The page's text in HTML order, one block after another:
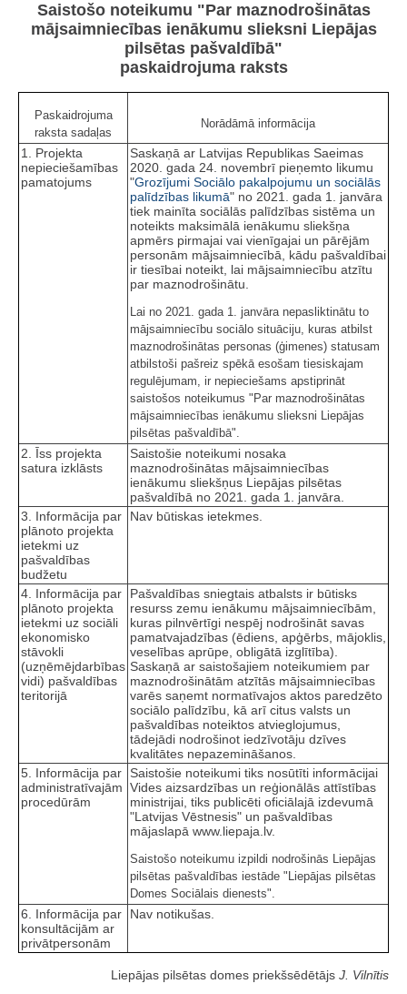
Saistošo noteikumu "Par maznodrošinātas
mājsaimniecības ienākumu slieksni Liepājas
pilsētas pašvaldībā"
paskaidrojuma raksts
Paskaidrojuma
raksta sadaļas
Norādāmā informācija
1. Projekta
nepieciešamības
pamatojums
Saskaņā ar Latvijas Republikas Saeimas
2020. gada 24. novembrī pieņemto likumu
"Grozījumi Sociālo pakalpojumu un sociālās
palīdzības likumā" no 2021. gada 1. janvāra
tiek mainīta sociālās palīdzības sistēma un
noteikts maksimālā ienākumu sliekšņa
apmērs pirmajai vai vienīgajai un pārējām
personām mājsaimniecībā, kādu pašvaldībai
ir tiesībai noteikt, lai mājsaimniecību atzītu
par maznodrošinātu.
Lai no 2021. gada 1. janvāra nepasliktinātu to
mājsaimniecību sociālo situāciju, kuras atbilst
maznodrošinātas personas (ģimenes) statusam
atbilstoši pašreiz spēkā esošam tiesiskajam
regulējumam, ir nepieciešams apstiprināt
saistošos noteikumus "Par maznodrošinātas
mājsaimniecības ienākumu slieksni Liepājas
pilsētas pašvaldībā".
2. Īss projekta
satura izklāsts
Saistošie noteikumi nosaka
maznodrošinātas mājsaimniecības
ienākumu sliekšņus Liepājas pilsētas
pašvaldībā no 2021. gada 1. janvāra.
3. Informācija par
plānoto projekta
ietekmi uz
pašvaldības
budžetu
Nav būtiskas ietekmes.
4. Informācija par
plānoto projekta
ietekmi uz sociāli
ekonomisko
stāvokli
(uzņēmējdarbības
vidi) pašvaldības
teritorijā
Pašvaldības sniegtais atbalsts ir būtisks
resurss zemu ienākumu mājsaimniecībām,
kuras pilnvērtīgi nespēj nodrošināt savas
pamatvajadzības (ēdiens, apģērbs, mājoklis,
veselības aprūpe, obligātā izglītība).
Saskaņā ar saistošajiem noteikumiem par
maznodrošinātām atzītās mājsaimniecības
varēs saņemt normatīvajos aktos paredzēto
sociālo palīdzību, kā arī citus valsts un
pašvaldības noteiktos atvieglojumus,
tādejādi nodrošinot iedzīvotāju dzīves
kvalitātes nepazemināšanos.
5. Informācija par
administratīvajām
procedūrām
Saistošie noteikumi tiks nosūtīti informācijai
Vides aizsardzības un reģionālās attīstības
ministrijai, tiks publicēti oficiālajā izdevumā
"Latvijas Vēstnesis" un pašvaldības
mājaslapā www.liepaja.lv.
Saistošo noteikumu izpildi nodrošinās Liepājas
pilsētas pašvaldības iestāde "Liepājas pilsētas
Domes Sociālais dienests".
6. Informācija par
konsultācijām ar
privātpersonām
Nav notikušas.
Liepājas pilsētas domes priekšsēdētājs J. Vilnītis